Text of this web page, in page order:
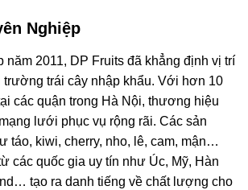
Nghiệp
năm 2011, DP Fruits đã khẳng định vị trí
trường trái cây nhập khẩu. Với hơn 10
các quận trong Hà Nội, thương hiệu
lưới phục vụ rộng rãi. Các sản
táo, kiwi, cherry, nho, lê, cam, mận…
các quốc gia uy tín như Úc, Mỹ, Hàn
tạo ra danh tiếng về chất lượng cho